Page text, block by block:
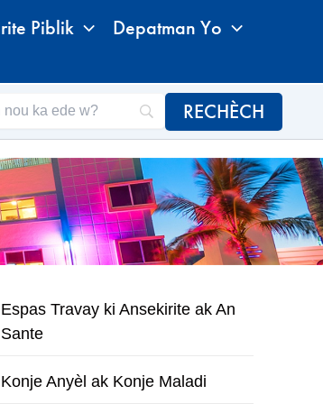
Piblik
Depatman Yo
Espas Travay ki Ansekirite ak An
Sante
Konje Anyèl ak Konje Maladi